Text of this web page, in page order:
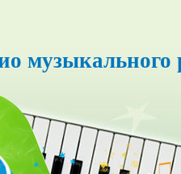
музыкального